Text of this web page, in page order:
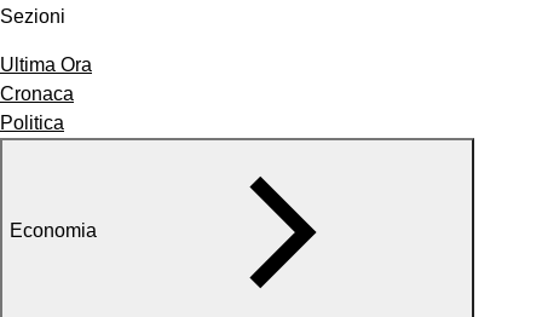
Sezioni
Ultima Ora
Cronaca
Politica
Economia